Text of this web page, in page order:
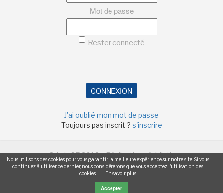
Mot de passe
Rester connecté
CONNEXION
J'ai oublié mon mot de passe
Toujours pas inscrit ? s'inscrire
©ActuSF 2018 - Réalisation :Addictic
Mentions légales - Cookies - Publicités - Données personnelles
Plan du site
Nous utilisons des cookies pour vous garantir la meilleure expérience sur notre site. Si vous
continuez à utiliser ce dernier, nous considérerons que vous acceptez l'utilisation des
cookies.
En savoir plus
Accepter